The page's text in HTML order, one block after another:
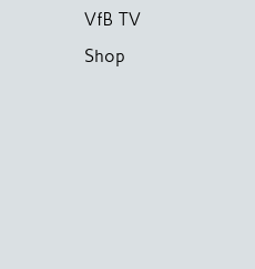
VfB TV
Shop